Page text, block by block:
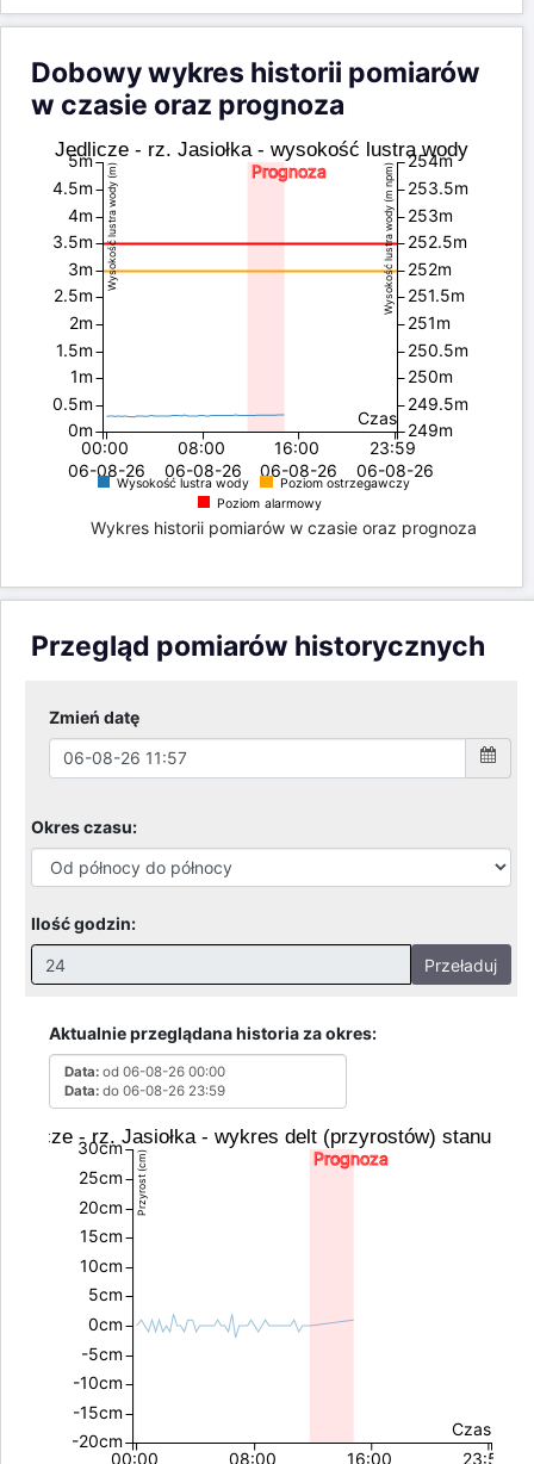
Dobowy wykres historii pomiarów
w czasie oraz prognoza
Prognoza
Czas
00:00
06-08-26
08:00
06-08-26
16:00
06-08-26
23:59
06-08-26
Wysokość lustra wody (m)
0m
0.5m
1m
1.5m
2m
2.5m
3m
3.5m
4m
4.5m
5m
Wysokość lustra wody (m npm)
249m
249.5m
250m
250.5m
251m
251.5m
252m
252.5m
253m
253.5m
254m
Wysokość lustra wody
Poziom ostrzegawczy
Poziom alarmowy
Jedlicze - rz. Jasiołka - wysokość lustra wody
Wykres historii pomiarów w czasie oraz prognoza
Przegląd pomiarów historycznych
Zmień datę
Okres czasu:
Ilość godzin:
Przeładuj
Godziny: 1-168, Dni: 1-30, Miesiące: 1 - 2
Aktualnie przeglądana historia za okres:
Data: od 06-08-26 00:00
Data: do 06-08-26 23:59
Prognoza
Czas
00:00 08:00 16:00 23:59
Przyrost (cm)
-20cm
-15cm
-10cm
-5cm
0cm
5cm
10cm
15cm
20cm
25cm
30cm
- rz. Jasiołka - wykres delt (przyrostów) stanu